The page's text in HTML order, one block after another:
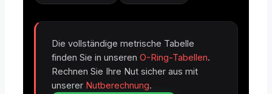
Die vollständige metrische Tabelle
finden Sie in unseren O-Ring-Tabellen.
Rechnen Sie Ihre Nut sicher aus mit
unserer Nutberechnung.